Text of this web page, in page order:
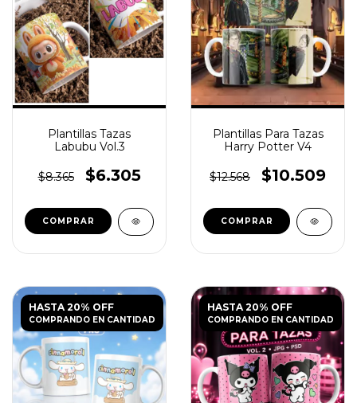
Plantillas Tazas
Labubu Vol.3
$8.365 $6.305
Plantillas Para Tazas
Harry Potter V4
$12.568 $10.509
HASTA 20% OFF
COMPRANDO EN CANTIDAD
HASTA 20% OFF
COMPRANDO EN CANTIDAD